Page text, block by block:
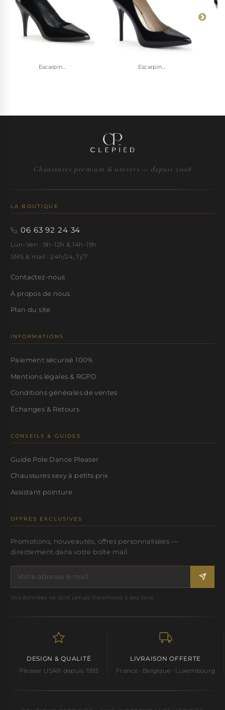
Escarpin... Escarpin...
Chaussures premium & univers — depuis 2008
LA BOUTIQUE
06 63 92 24 34
Lun–Ven · 9h–12h & 14h–19h
SMS & mail : 24h/24, 7j/7
Contactez-nous
À propos de nous
Plan du site
INFORMATIONS
Paiement sécurisé 100%
Mentions légales & RGPD
Conditions générales de ventes
Échanges & Retours
CONSEILS & GUIDES
Guide Pole Dance Pleaser
Chaussures sexy à petits prix
Assistant pointure
OFFRES EXCLUSIVES
Promotions, nouveautés, offres personnalisées —
directement dans votre boîte mail.
Vos données ne sont jamais transmises à des tiers.
DESIGN & QUALITÉ
Pleaser USA® depuis 1993
LIVRAISON OFFERTE
France · Belgique · Luxembourg